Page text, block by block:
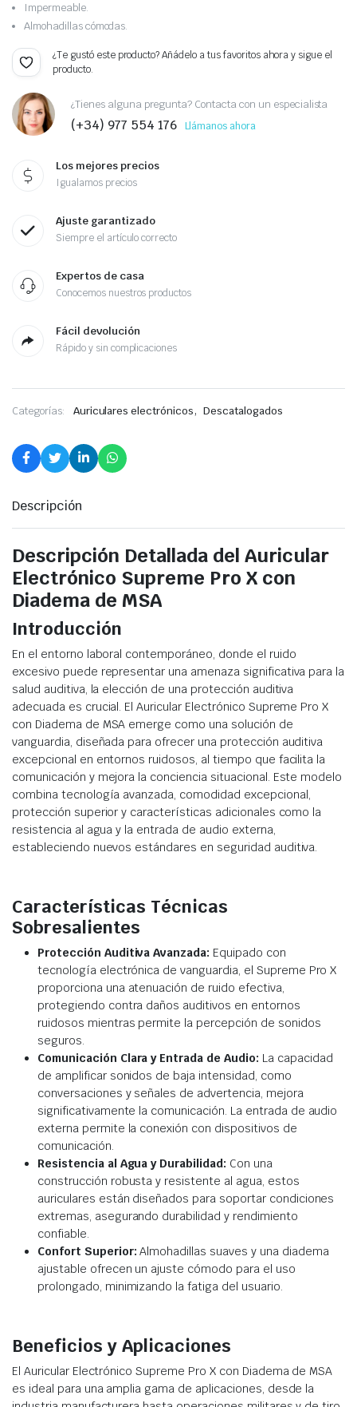
Impermeable.
Almohadillas cómodas.
¿Te gustó este producto? Añádelo a tus favoritos ahora y sigue el
producto.
¿Tienes alguna pregunta? Contacta con un especialista
(+34) 977 554 176 Llámanos ahora
Los mejores precios
Igualamos precios
Ajuste garantizado
Siempre el artículo correcto
Expertos de casa
Conocemos nuestros productos
Fácil devolución
Rápido y sin complicaciones
Categorías: Auriculares electrónicos, Descatalogados
Descripción
Descripción Detallada del Auricular
Electrónico Supreme Pro X con
Diadema de MSA
Introducción
En el entorno laboral contemporáneo, donde el ruido
excesivo puede representar una amenaza significativa para la
salud auditiva, la elección de una protección auditiva
adecuada es crucial. El Auricular Electrónico Supreme Pro X
con Diadema de MSA emerge como una solución de
vanguardia, diseñada para ofrecer una protección auditiva
excepcional en entornos ruidosos, al tiempo que facilita la
comunicación y mejora la conciencia situacional. Este modelo
combina tecnología avanzada, comodidad excepcional,
protección superior y características adicionales como la
resistencia al agua y la entrada de audio externa,
estableciendo nuevos estándares en seguridad auditiva.
Características Técnicas
Sobresalientes
Protección Auditiva Avanzada: Equipado con
tecnología electrónica de vanguardia, el Supreme Pro X
proporciona una atenuación de ruido efectiva,
protegiendo contra daños auditivos en entornos
ruidosos mientras permite la percepción de sonidos
seguros.
Comunicación Clara y Entrada de Audio: La capacidad
de amplificar sonidos de baja intensidad, como
conversaciones y señales de advertencia, mejora
significativamente la comunicación. La entrada de audio
externa permite la conexión con dispositivos de
comunicación.
Resistencia al Agua y Durabilidad: Con una
construcción robusta y resistente al agua, estos
auriculares están diseñados para soportar condiciones
extremas, asegurando durabilidad y rendimiento
confiable.
Confort Superior: Almohadillas suaves y una diadema
ajustable ofrecen un ajuste cómodo para el uso
prolongado, minimizando la fatiga del usuario.
Beneficios y Aplicaciones
El Auricular Electrónico Supreme Pro X con Diadema de MSA
es ideal para una amplia gama de aplicaciones, desde la